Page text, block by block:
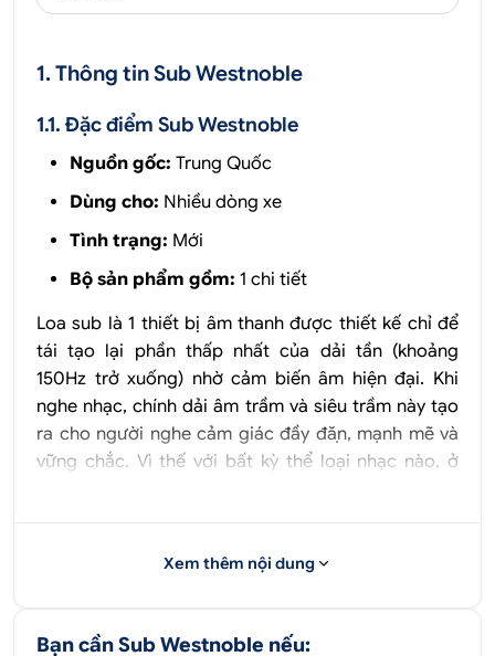
1. Thông tin Sub Westnoble
1.1. Đặc điểm Sub Westnoble
Nguồn gốc: Trung Quốc
Dùng cho: Nhiều dòng xe
Tình trạng: Mới
Bộ sản phẩm gồm: 1 chi tiết
Loa sub là 1 thiết bị âm thanh được thiết kế chỉ để
tái tạo lại phần thấp nhất của dải tần (khoảng
150Hz trở xuống) nhờ cảm biến âm hiện đại. Khi
nghe nhạc, chính dải âm trầm và siêu trầm này tạo
ra cho người nghe cảm giác đầy đặn, mạnh mẽ và
vững chắc. Vì thế với bất kỳ thể loại nhạc nào, ở
1.2. Vì sao nên lắp sub Westnoble
Xem thêm nội dung
Bạn cần Sub Westnoble nếu: